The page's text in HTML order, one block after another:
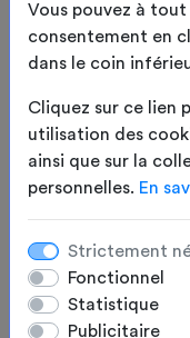
Vous pouvez à
consentement en
dans le coin
Cliquez sur ce lien
utilisation des
ainsi que sur la
personnelles. En
Strictement
Fonctionnel
Statistique
Publicitaire
HORAIRES CLICK &
COLLECT
8h-12 / 14h-18h
contact@sofareb.com